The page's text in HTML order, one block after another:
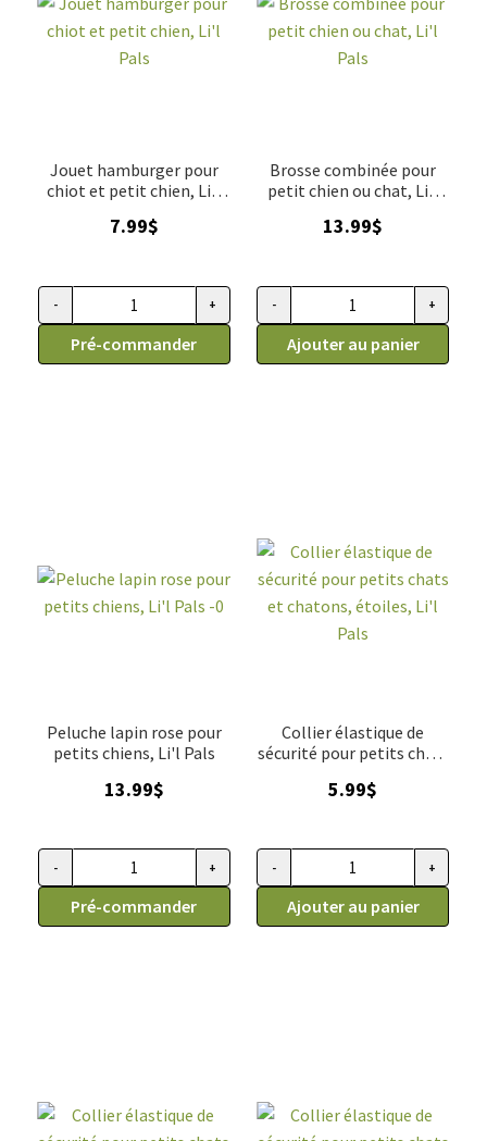
Jouet hamburger pour
chiot et petit chien, Li'l
7.99$
quantité de Jouet hamburger pour chiot et petit chien, Li'l
- +
Pré-commander
Brosse combinée pour
petit chien ou chat, Li'l
13.99$
quantité de Brosse combinée
- +
Ajouter au panier
Peluche lapin rose pour
petits chiens, Li'l Pals
13.99$
quantité de Peluche lapin rose pour petits chiens, Li'l Pals
- +
Pré-commander
Collier élastique de
sécurité pour petits chats
Pals
5.99$
quantité de Collier élastique
- +
Ajouter au panier